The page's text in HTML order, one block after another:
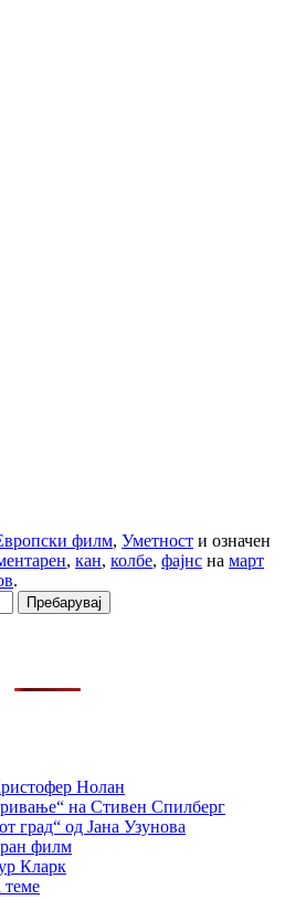
филм, Уметност и означен
, кан, колбе, фајнс на март
.
Нолан
на Стивен Спилберг
град“ од Јана Узунова
филм
Кларк
теме